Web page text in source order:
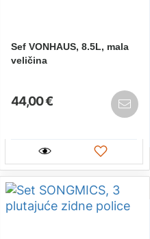
Sef VONHAUS, 8.5L, mala
veličina
44,00 €